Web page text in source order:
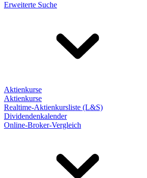
Erweiterte Suche
Aktienkurse
Aktienkurse
Realtime-Aktienkursliste (L&S)
Dividendenkalender
Online-Broker-Vergleich